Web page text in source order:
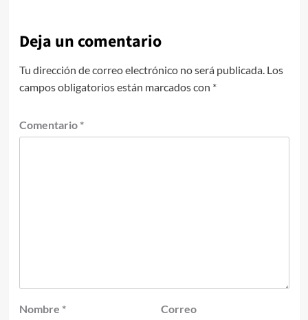
Deja un comentario
Tu dirección de correo electrónico no será publicada. Los
campos obligatorios están marcados con *
Comentario *
Nombre *
Correo